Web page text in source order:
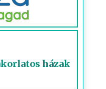
házak